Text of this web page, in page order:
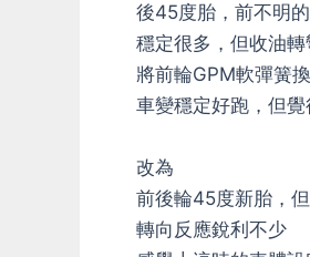
後45度胎，前不明
穩定很多，但收油
將前輪GPM軟彈簧
車變穩定好跑，但
改為
前後輪45度新胎，
轉向反應銳利不少